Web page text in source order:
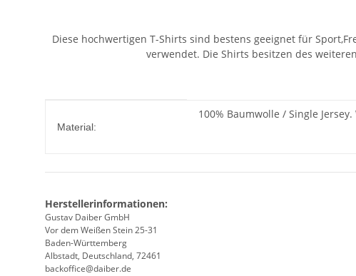
Diese hochwertigen T-Shirts sind bestens geeignet für
verwendet. Die Shirts besitzen des
Material:
100% Baumwolle / Single
Herstellerinformationen:
Gustav Daiber GmbH
Vor dem Weißen Stein 25-31
Baden-Württemberg
Albstadt, Deutschland, 72461
backoffice@daiber.de